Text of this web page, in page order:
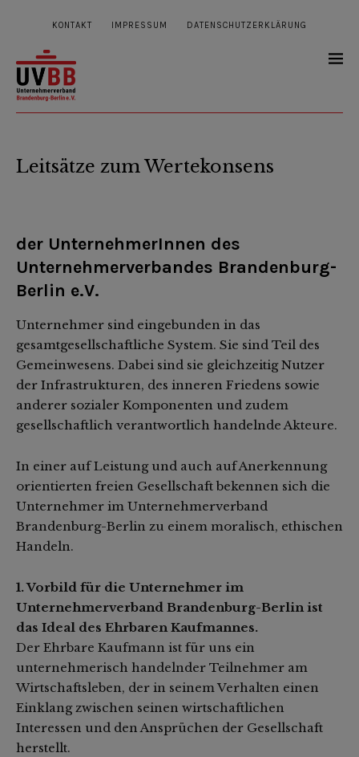
KONTAKT IMPRESSUM DATENSCHUTZERKLÄRUNG
Leitsätze zum Wertekonsens
der UnternehmerInnen des
Unternehmerverbandes Brandenburg-
Berlin e.V.
Unternehmer sind eingebunden in das
gesamtgesellschaftliche System. Sie sind Teil des
Gemeinwesens. Dabei sind sie gleichzeitig Nutzer
der Infrastrukturen, des inneren Friedens sowie
anderer sozialer Komponenten und zudem
gesellschaftlich verantwortlich handelnde Akteure.
In einer auf Leistung und auch auf Anerkennung
orientierten freien Gesellschaft bekennen sich die
Unternehmer im Unternehmerverband
Brandenburg-Berlin zu einem moralisch, ethischen
Handeln.
1. Vorbild für die Unternehmer im
Unternehmerverband Brandenburg-Berlin ist
das Ideal des Ehrbaren Kaufmannes.
Der Ehrbare Kaufmann ist für uns ein
unternehmerisch handelnder Teilnehmer am
Wirtschaftsleben, der in seinem Verhalten einen
Einklang zwischen seinen wirtschaftlichen
Interessen und den Ansprüchen der Gesellschaft
herstellt.